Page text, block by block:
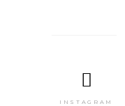
INSTAGRAM